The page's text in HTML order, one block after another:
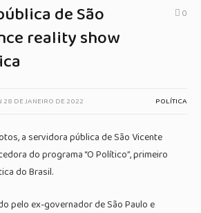
de São
reality show
0
28 DE JANEIRO DE 2022 POLÍTICA
a servidora pública de São Vicente
do programa “O Político”, primeiro
do Brasil.
pelo ex-governador de São Paulo e